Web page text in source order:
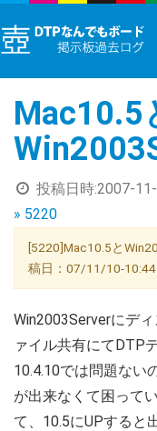
Mac10.5
投稿日時:2007-
» 5220
[5220]Mac10.5と
稿日：07/11/10-10:44
Win2003Serverにデ
ァイル共有にてDTP
10.4.10では問題ない
が出来なくて困って
て、10.5にUPすると